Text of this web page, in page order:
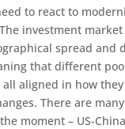
to react to
investment
spread and
that different
aligned in how
There are many
moment – US-